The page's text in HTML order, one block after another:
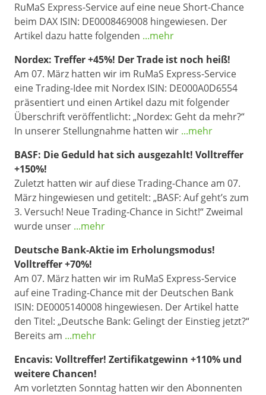
RuMaS Express-Service auf eine neue Short-Chance
beim DAX ISIN: DE0008469008 hingewiesen. Der
Artikel dazu hatte folgenden ...mehr
Nordex: Treffer +45%! Der Trade ist noch heiß!
Am 07. März hatten wir im RuMaS Express-Service
eine Trading-Idee mit Nordex ISIN: DE000A0D6554
präsentiert und einen Artikel dazu mit folgender
Überschrift veröffentlicht: „Nordex: Geht da mehr?“
In unserer Stellungnahme hatten wir ...mehr
BASF: Die Geduld hat sich ausgezahlt! Volltreffer
+150%!
Zuletzt hatten wir auf diese Trading-Chance am 07.
März hingewiesen und getitelt: „BASF: Auf geht’s zum
3. Versuch! Neue Trading-Chance in Sicht!“ Zweimal
wurde unser ...mehr
Deutsche Bank-Aktie im Erholungsmodus!
Volltreffer +70%!
Am 07. März hatten wir im RuMaS Express-Service
auf eine Trading-Chance mit der Deutschen Bank
ISIN: DE0005140008 hingewiesen. Der Artikel hatte
den Titel: „Deutsche Bank: Gelingt der Einstieg jetzt?“
Bereits am ...mehr
Encavis: Volltreffer! Zertifikatgewinn +110% und
weitere Chancen!
Am vorletzten Sonntag hatten wir den Abonnenten